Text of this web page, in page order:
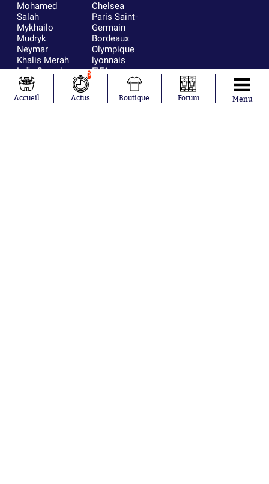
Mohamed
Salah
Mykhailo
Mudryk
Neymar
Khalis Merah
Loïs Openda
Moussa
Niakhaté
Nicolás
Chelsea
Paris Saint-
Germain
Bordeaux
Olympique
lyonnais
FIFA
Real Madrid
RC Strasbourg
AC Milan
Accueil
0
Actus Boutique Forum Menu